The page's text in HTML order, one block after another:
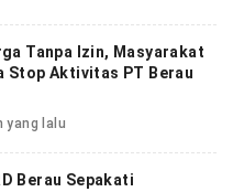
Tanpa Izin, Masyarakat
Stop Aktivitas PT Berau
yang lalu
Berau Sepakati